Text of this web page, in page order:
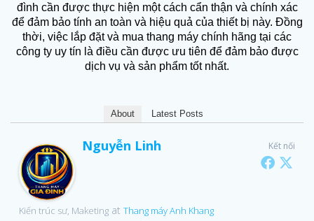
đình cần được thực hiện một cách cẩn thận và chính xác
để đảm bảo tính an toàn và hiệu quả của thiết bị này. Đồng
thời, việc lắp đặt và mua thang máy chính hãng tại các
công ty uy tín là điều cần được ưu tiên để đảm bảo được
dịch vụ và sản phẩm tốt nhất.
About Latest Posts
Kết nối
Nguyễn Linh
Kiến trúc sư, Maketing at Thang máy Anh Khang